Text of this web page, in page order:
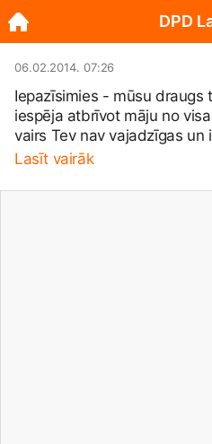
06.02.2014. 07:26
Iepazīsimies - mūsu draugs
iespēja atbrīvot māju no
vairs Tev nav vajadzīgas un
atbrauks un par brīvu visu
Lasīt vairāk
DPD